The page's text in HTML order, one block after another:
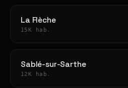
La Flèche
15K hab.
Sablé-sur-Sarthe
12K hab.